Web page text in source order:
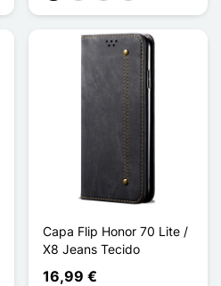
Capa Flip Honor 70 Lite /
X8 Jeans Tecido
16,99 €